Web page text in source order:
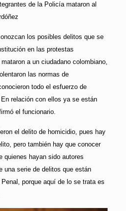
de la Policía mataron al
los posibles delitos que se
en las protestas
a un ciudadano colombiano,
las normas de
todo el esfuerzo de
relación con ellos ya se están
el funcionario.
el delito de homicidio, pues hay
pero también hay que conocer
quienes hayan sido autores
una serie de delitos que están
porque aquí de lo se trata es